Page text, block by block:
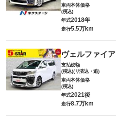
車両本体価格
(税込)
年式2018年
走行5.5万km
ヴェルファイア
支払総額
(税込)(リ済込・追)
車両本体価格
(税込)
年式2021後
走行8.7万km